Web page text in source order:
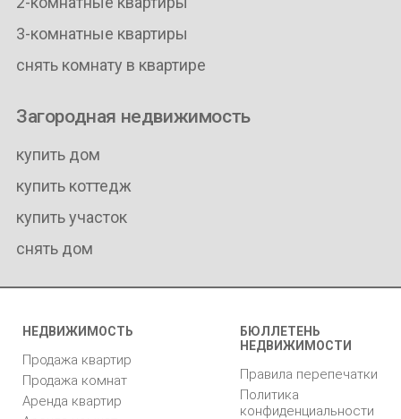
3-комнатные квартиры
снять комнату в квартире
Загородная недвижимость
купить дом
купить коттедж
купить участок
снять дом
НЕДВИЖИМОСТЬ
Продажа квартир
Продажа комнат
Аренда квартир
БЮЛЛЕТЕНЬ
НЕДВИЖИМОСТИ
Правила перепечатки
Политика
конфиденциальности